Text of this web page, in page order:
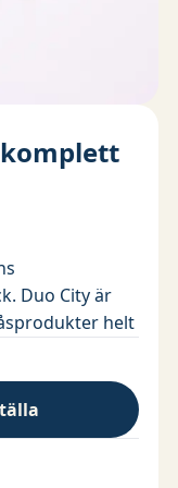
komplett
Duo City är
helt
enkelt i
monteras